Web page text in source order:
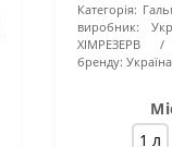
Категорія:
виробник:
ХІМРЕЗЕРВ
бренду: Україна
1 л